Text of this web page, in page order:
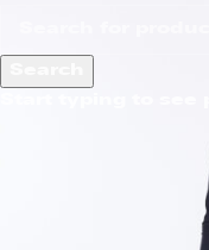
Start typing to see